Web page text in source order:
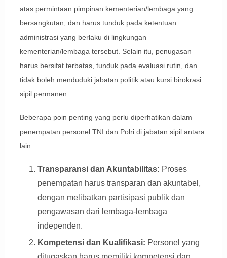
atas permintaan pimpinan kementerian/lembaga yang
bersangkutan, dan harus tunduk pada ketentuan
administrasi yang berlaku di lingkungan
kementerian/lembaga tersebut. Selain itu, penugasan
harus bersifat terbatas, tunduk pada evaluasi rutin, dan
tidak boleh menduduki jabatan politik atau kursi birokrasi
sipil permanen.
Beberapa poin penting yang perlu diperhatikan dalam
penempatan personel TNI dan Polri di jabatan sipil antara
lain:
Transparansi dan Akuntabilitas: Proses
penempatan harus transparan dan akuntabel,
dengan melibatkan partisipasi publik dan
pengawasan dari lembaga-lembaga
independen.
Kompetensi dan Kualifikasi: Personel yang